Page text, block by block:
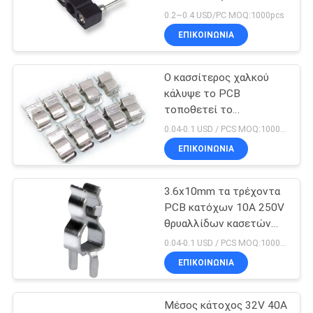
ΖΗΤΉΣΤΕ
ΈΝΑ
ΑΠΌΣΠΑΣΜΑ
SITEMAP
PRIVACY
Θερμική αντίσταση
NTC
87
Αισθητήρας
θερμοκρασίας NTC
145
μολυβδούχους φραγμούς
θρυαλλίδων που το
διαγώνιο PC τοποθετεί
θρυαλλίδων για το
μικροϋπολογιστή TE5
TR5 562 σειρές
0.2~0.4 USD/PC MOQ:1000pcs
ΕΠΙΚΟΙΝΩΝΊΑ
Ο κασσίτερος χαλκού
κάλυψε το PCB
τοποθετεί το
συνδετήρα θρυαλλίδων
για την κεραμική
θρυαλλίδα γυαλιού
ΕΠΙΚΟΙΝΩΝΊΑ
3.6x10mm τα τρέχοντα
PCB κατόχων 10A 250V
θρυαλλίδων κασετών
θρυαλλίδων τελικά
τοποθετούν τη
διαστημική αποταμίευση
ΕΠΙΚΟΙΝΩΝΊΑ
Μέσος κάτοχος 32V 40A